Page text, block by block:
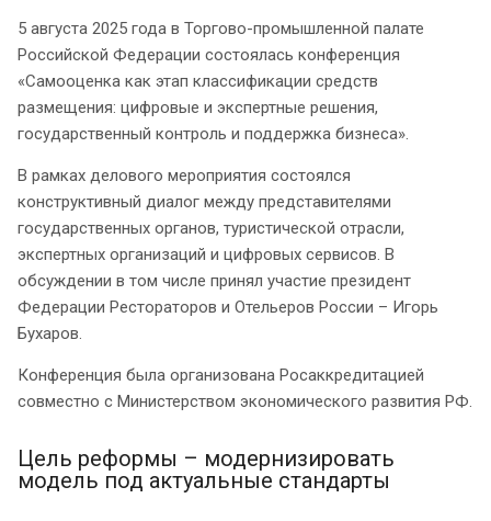
5 августа 2025 года в Торгово-промышленной палате
Российской Федерации состоялась конференция
«Самооценка как этап классификации средств
размещения: цифровые и экспертные решения,
государственный контроль и поддержка бизнеса».
В рамках делового мероприятия состоялся
конструктивный диалог между представителями
государственных органов, туристической отрасли,
экспертных организаций и цифровых сервисов. В
обсуждении в том числе принял участие президент
Федерации Рестораторов и Отельеров России – Игорь
Бухаров.
Конференция была организована Росаккредитацией
совместно с Министерством экономического развития РФ.
Цель реформы – модернизировать
модель под актуальные стандарты